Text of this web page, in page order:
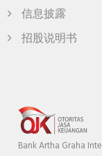
信息披露
招股说明书
Bank Artha Graha